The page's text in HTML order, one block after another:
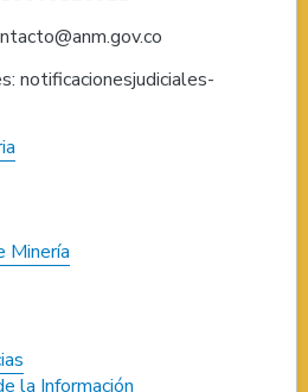
notificacionesjudiciales-
Minería
la Información